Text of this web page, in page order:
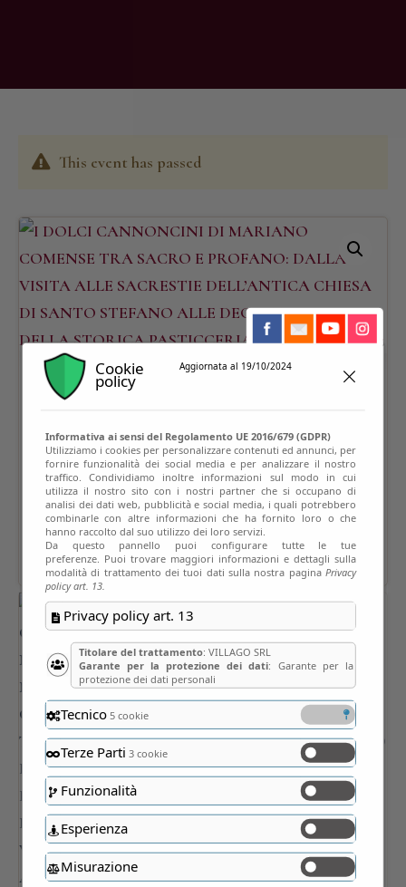
This event has passed
Cookie
policy
Aggiornata al 19/10/2024
Informativa ai sensi del Regolamento UE 2016/679 (GDPR)
Utilizziamo i cookies per personalizzare contenuti ed annunci, per
fornire funzionalità dei social media e per analizzare il nostro
traffico. Condividiamo inoltre informazioni sul modo in cui
utilizza il nostro sito con i nostri partner che si occupano di
analisi dei dati web, pubblicità e social media, i quali potrebbero
combinarle con altre informazioni che ha fornito loro o che
hanno raccolto dal suo utilizzo dei loro servizi.
Da questo pannello puoi configurare tutte le tue
preferenze. Puoi trovare maggiori informazioni e dettagli sulla
modalità di trattamento dei tuoi dati sulla nostra paginaPrivacy
policy art. 13.
Privacy policy art. 13
Titolare del trattamento: VILLAGO SRL
Garante per la protezione dei dati: Garante per la
protezione dei dati personali
Tecnico5 cookie
Terze Parti 3 cookie
Funzionalità
Esperienza
Misurazione